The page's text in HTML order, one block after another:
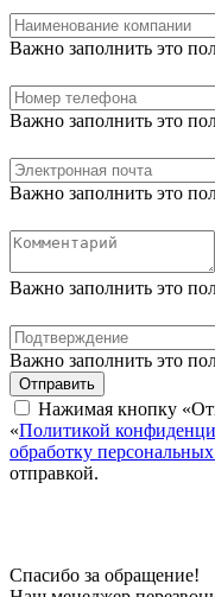
Важно заполнить это
Важно заполнить это
Важно заполнить это
Важно заполнить это
Важно заполнить это
Отправить
Нажимая кнопку
«Политикой
обработку
отправкой.
Спасибо за обращение!